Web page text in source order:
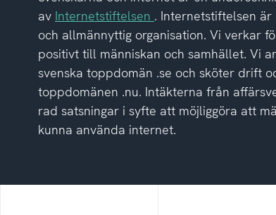
av Internetstiftelsen . Internetstiftelsen
och allmännyttig organisation. Vi verkar
positivt till människan och samhället. Vi
svenska toppdomän .se och sköter drift
toppdomänen .nu. Intäkterna från
rad satsningar i syfte att möjliggöra att
kunna använda internet.